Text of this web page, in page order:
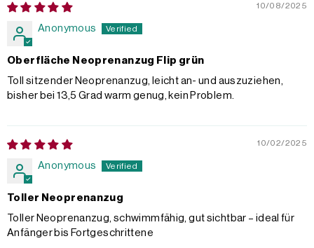
10/08/2025
Anonymous
Oberfläche Neoprenanzug Flip grün
Toll sitzender Neoprenanzug, leicht an- und auszuziehen,
bisher bei 13,5 Grad warm genug, kein Problem.
10/02/2025
Anonymous
Toller Neoprenanzug
Toller Neoprenanzug, schwimmfähig, gut sichtbar – ideal für
Anfänger bis Fortgeschrittene